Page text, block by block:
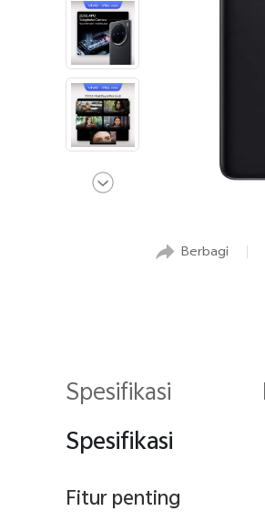
Berbagi
Spesifikasi
Spesifikasi
Fitur penting